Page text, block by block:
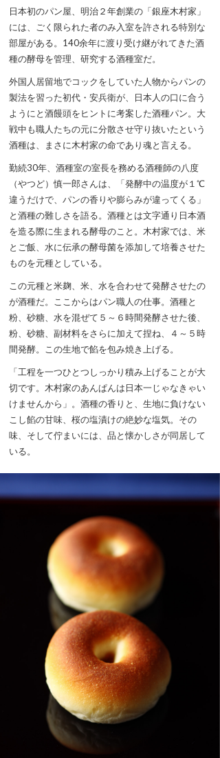
日本初のパン屋、明治２年創業の「銀座木村家」
には、ごく限られた者のみ入室を許される特別な
部屋がある。140余年に渡り受け継がれてきた酒
種の酵母を管理、研究する酒種室だ。
外国人居留地でコックをしていた人物からパンの
製法を習った初代・安兵衛が、日本人の口に合う
ようにと酒饅頭をヒントに考案した酒種パン。大
戦中も職人たちの元に分散させ守り抜いたという
酒種は、まさに木村家の命であり魂と言える。
勤続30年、酒種室の室長を務める酒種師の八度
（やつど）慎一郎さんは、「発酵中の温度が１℃
違うだけで、パンの香りや膨らみが違ってくる」
と酒種の難しさを語る。酒種とは文字通り日本酒
を造る際に生まれる酵母のこと。木村家では、米
とご飯、水に伝承の酵母菌を添加して培養させた
ものを元種としている。
この元種と米麹、米、水を合わせて発酵させたの
が酒種だ。ここからはパン職人の仕事。酒種と
粉、砂糖、水を混ぜて５～６時間発酵させた後、
粉、砂糖、副材料をさらに加えて捏ね、４～５時
間発酵。この生地で餡を包み焼き上げる。
「工程を一つひとつしっかり積み上げることが大
切です。木村家のあんぱんは日本一じゃなきゃい
けませんから」。酒種の香りと、生地に負けない
こし餡の甘味、桜の塩漬けの絶妙な塩気。その
味、そして佇まいには、品と懐かしさが同居して
いる。